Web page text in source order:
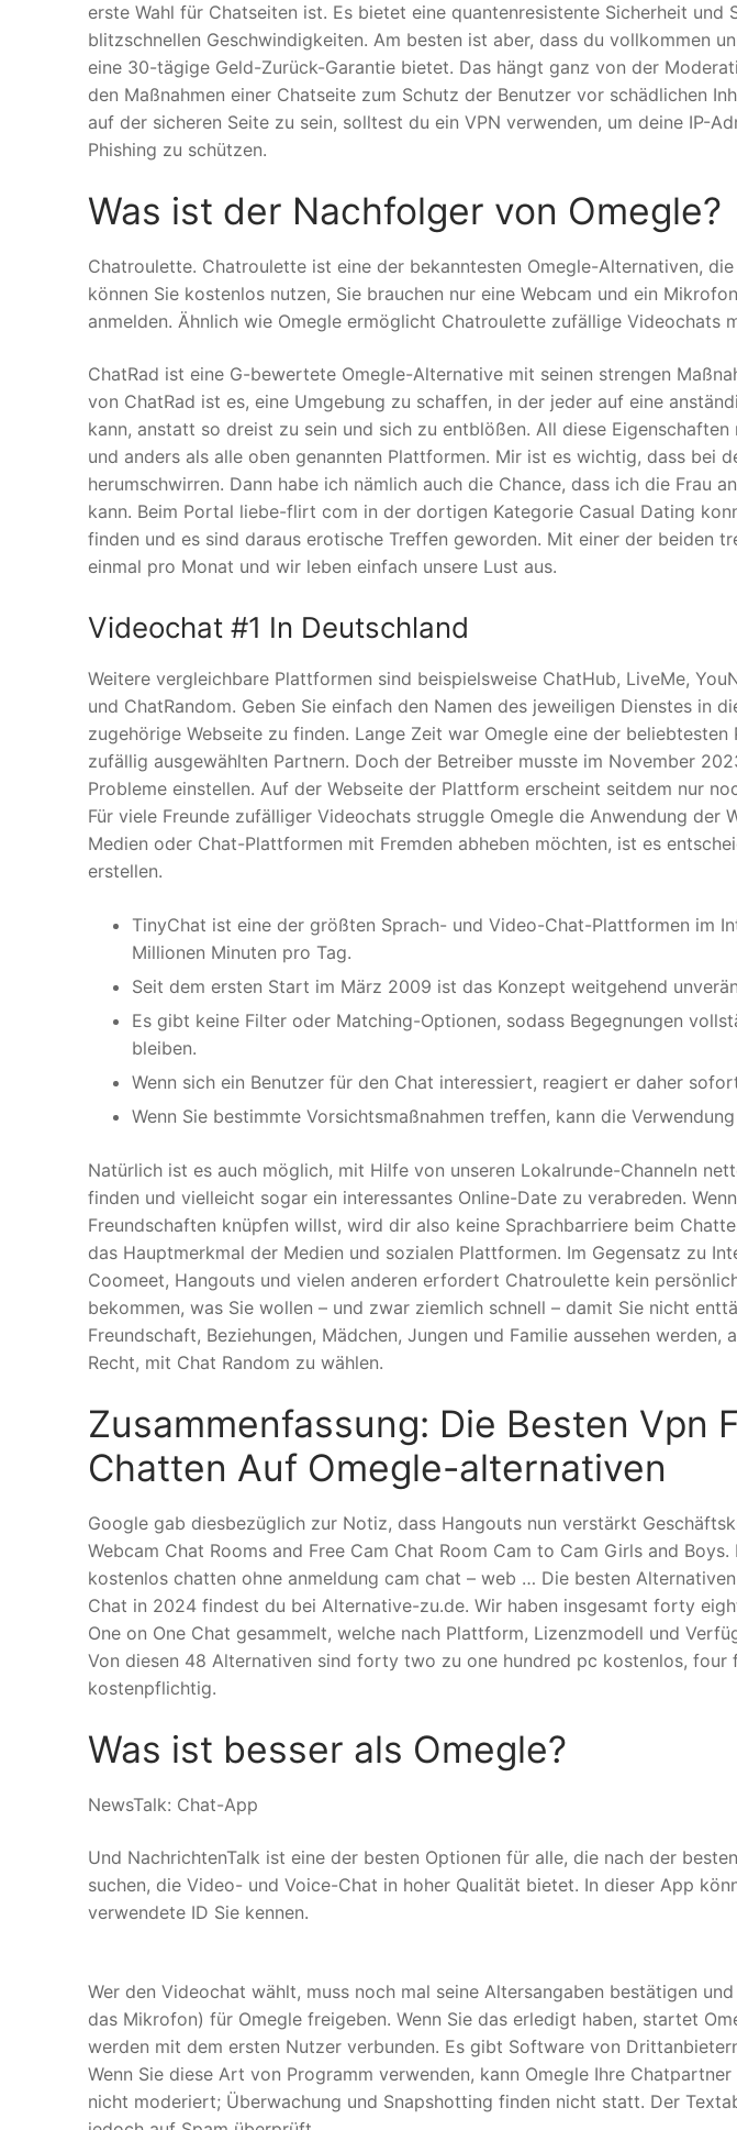
erste Wahl für Chatseiten ist. Es bietet eine quantenresistente Sicherheit und
blitzschnellen Geschwindigkeiten. Am besten ist aber, dass du vollkommen
eine 30-tägige Geld-Zurück-Garantie bietet. Das hängt ganz von der
den Maßnahmen einer Chatseite zum Schutz der Benutzer vor schädlichen
auf der sicheren Seite zu sein, solltest du ein VPN verwenden, um deine IP-
Phishing zu schützen.
Was ist der Nachfolger von Omegle?
Chatroulette. Chatroulette ist eine der bekanntesten Omegle-Alternativen,
können Sie kostenlos nutzen, Sie brauchen nur eine Webcam und ein
anmelden. Ähnlich wie Omegle ermöglicht Chatroulette zufällige Videochats
ChatRad ist eine G-bewertete Omegle-Alternative mit seinen strengen
von ChatRad ist es, eine Umgebung zu schaffen, in der jeder auf eine
kann, anstatt so dreist zu sein und sich zu entblößen. All diese
und anders als alle oben genannten Plattformen. Mir ist es wichtig, dass bei
herumschwirren. Dann habe ich nämlich auch die Chance, dass ich die Frau
kann. Beim Portal liebe-flirt com in der dortigen Kategorie Casual Dating
finden und es sind daraus erotische Treffen geworden. Mit einer der beiden
einmal pro Monat und wir leben einfach unsere Lust aus.
Videochat #1 In Deutschland
Weitere vergleichbare Plattformen sind beispielsweise ChatHub, LiveMe,
und ChatRandom. Geben Sie einfach den Namen des jeweiligen Dienstes in
zugehörige Webseite zu finden. Lange Zeit war Omegle eine der
zufällig ausgewählten Partnern. Doch der Betreiber musste im November
Probleme einstellen. Auf der Webseite der Plattform erscheint seitdem nur
Für viele Freunde zufälliger Videochats struggle Omegle die Anwendung der
Medien oder Chat-Plattformen mit Fremden abheben möchten, ist es
erstellen.
TinyChat ist eine der größten Sprach- und Video-Chat-Plattformen im
Millionen Minuten pro Tag.
Seit dem ersten Start im März 2009 ist das Konzept weitgehend
Es gibt keine Filter oder Matching-Optionen, sodass Begegnungen
bleiben.
Wenn sich ein Benutzer für den Chat interessiert, reagiert er daher
Wenn Sie bestimmte Vorsichtsmaßnahmen treffen, kann die
Natürlich ist es auch möglich, mit Hilfe von unseren Lokalrunde-Channeln
finden und vielleicht sogar ein interessantes Online-Date zu verabreden.
Freundschaften knüpfen willst, wird dir also keine Sprachbarriere beim
das Hauptmerkmal der Medien und sozialen Plattformen. Im Gegensatz zu
Coomeet, Hangouts und vielen anderen erfordert Chatroulette kein
bekommen, was Sie wollen – und zwar ziemlich schnell – damit Sie nicht
Freundschaft, Beziehungen, Mädchen, Jungen und Familie aussehen werden,
Recht, mit Chat Random zu wählen.
Zusammenfassung: Die Besten Vpn
Chatten Auf Omegle-alternativen
Google gab diesbezüglich zur Notiz, dass Hangouts nun verstärkt
Webcam Chat Rooms and Free Cam Chat Room Cam to Cam Girls and
kostenlos chatten ohne anmeldung cam chat – web … Die besten
Chat in 2024 findest du bei Alternative-zu.de. Wir haben insgesamt forty
One on One Chat gesammelt, welche nach Plattform, Lizenzmodell und
Von diesen 48 Alternativen sind forty two zu one hundred pc kostenlos, four
kostenpflichtig.
Was ist besser als Omegle?
NewsTalk: Chat-App
Und NachrichtenTalk ist eine der besten Optionen für alle, die nach der
suchen, die Video- und Voice-Chat in hoher Qualität bietet. In dieser App
verwendete ID Sie kennen.
Wer den Videochat wählt, muss noch mal seine Altersangaben bestätigen
das Mikrofon) für Omegle freigeben. Wenn Sie das erledigt haben, startet
werden mit dem ersten Nutzer verbunden. Es gibt Software von
Wenn Sie diese Art von Programm verwenden, kann Omegle Ihre
nicht moderiert; Überwachung und Snapshotting finden nicht statt. Der